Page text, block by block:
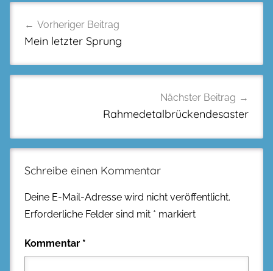
Vorheriger Beitrag
Mein letzter Sprung
Nächster Beitrag
Rahmedetalbrückendesaster
Schreibe einen Kommentar
Deine E-Mail-Adresse wird nicht veröffentlicht.
Erforderliche Felder sind mit * markiert
Kommentar *